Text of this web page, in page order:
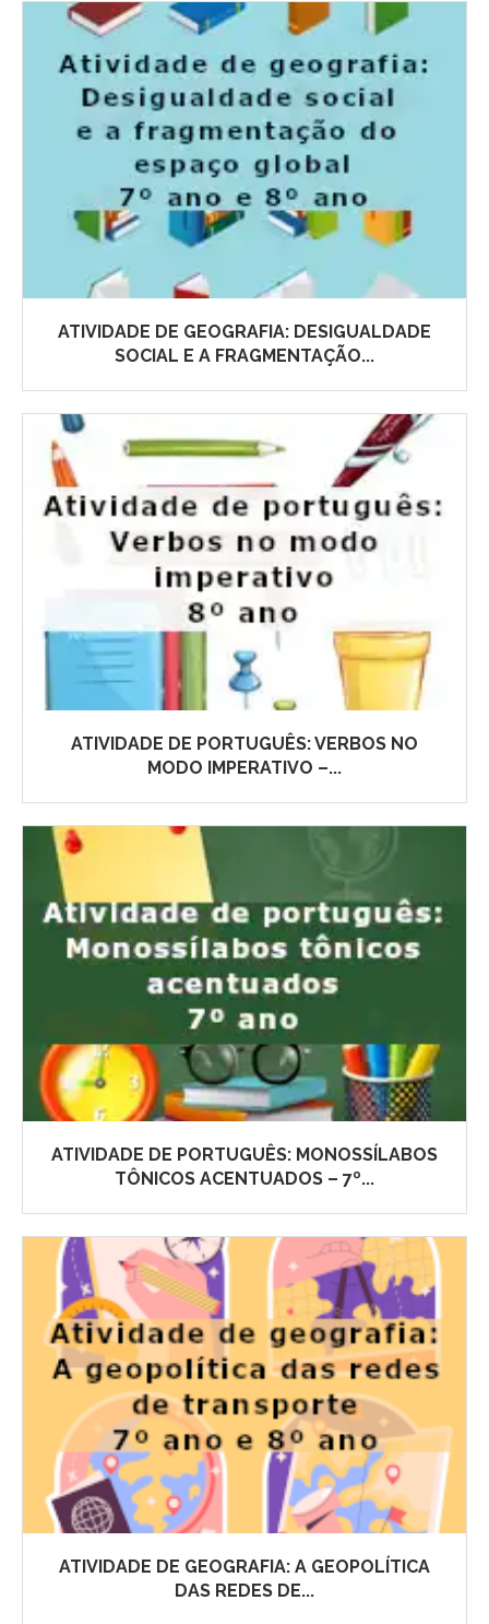
ATIVIDADE DE GEOGRAFIA: DESIGUALDADE
SOCIAL E A FRAGMENTAÇÃO...
ATIVIDADE DE PORTUGUÊS: VERBOS NO
MODO IMPERATIVO –...
ATIVIDADE DE PORTUGUÊS: MONOSSÍLABOS
TÔNICOS ACENTUADOS – 7º...
ATIVIDADE DE GEOGRAFIA: A GEOPOLÍTICA
DAS REDES DE...